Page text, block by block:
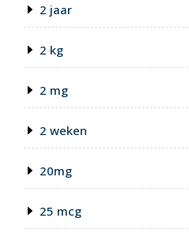
2 jaar
2 kg
2 mg
2 weken
20mg
25 mcg